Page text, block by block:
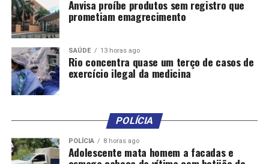
UP NEXT
Investigação da Polícia Civil aponta que pai atirou
propositalmente contra filho
DON'T MISS
Forças de segurança fazem trabalho minucioso para
desvendar morte de filha de deputado, destaca
secretário
Anvisa proíbe produtos sem registro que
prometiam emagrecimento
SAÚDE 13 horas ago
Rio concentra quase um terço de casos de
exercício ilegal da medicina
POLÍCIA
POLÍCIA 8 horas ago
Adolescente mata homem a facadas e